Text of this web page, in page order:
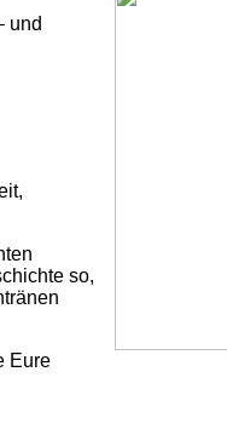
und
so,
Eure